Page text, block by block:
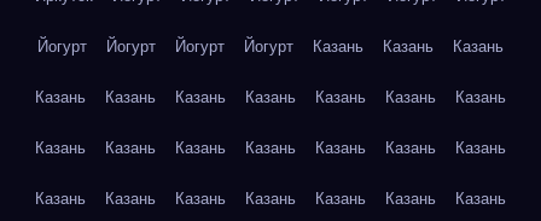
Йогурт Йогурт Йогурт Йогурт Казань Казань Казань
Казань Казань Казань Казань Казань Казань Казань
Казань Казань Казань Казань Казань Казань Казань
Казань Казань Казань Казань Казань Казань Казань